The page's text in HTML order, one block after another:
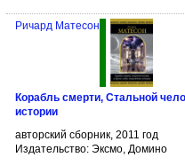
Ричард Матесон
Корабль смерти, Стальной
истории
авторский сборник, 2011 год
Издательство: Эксмо, Домино